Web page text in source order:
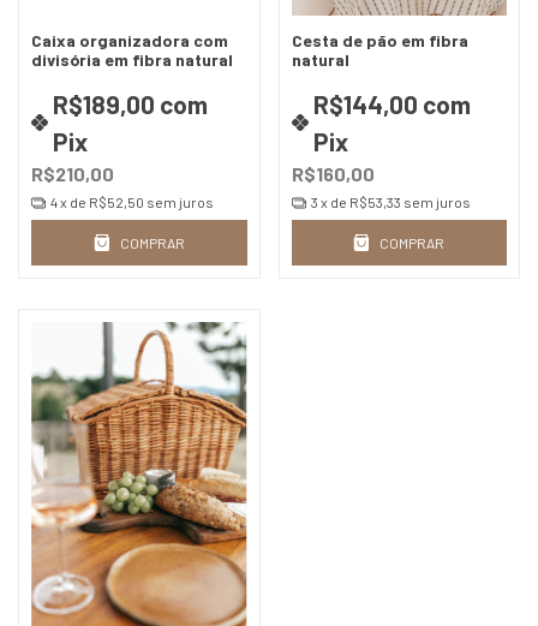
Caixa organizadora com
divisória em fibra natural
R$210,00
R$189,00 com
Pix
4x de R$52,50 sem juros
COMPRAR
Cesta de pão em fibra
natural
R$160,00
R$144,00 com
Pix
3 x de R$53,33 sem juros
COMPRAR